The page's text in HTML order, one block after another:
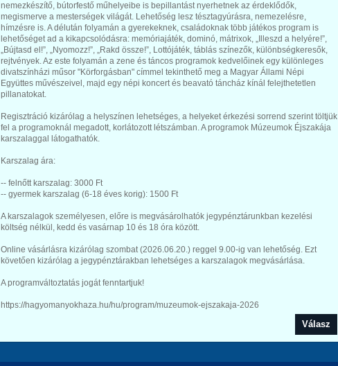
nemezkészítő, bútorfestő műhelyeibe is bepillantást nyerhetnek az érdeklődők,
megismerve a mesterségek világát. Lehetőség lesz tésztagyúrásra, nemezelésre,
hímzésre is. A délután folyamán a gyerekeknek, családoknak több játékos program is
lehetőséget ad a kikapcsolódásra: memóriajáték, dominó, mátrixok, „Illeszd a helyére!”,
„Bújtasd el!”, „Nyomozz!”, „Rakd össze!”, Lottójáték, táblás színezők, különbségkeresők,
rejtvények. Az este folyamán a zene és táncos programok kedvelőinek egy különleges
divatszínházi műsor "Körforgásban" címmel tekinthető meg a Magyar Állami Népi
Együttes művészeivel, majd egy népi koncert és beavató táncház kínál felejthetetlen
pillanatokat.
Regisztráció kizárólag a helyszínen lehetséges, a helyeket érkezési sorrend szerint töltjük
fel a programoknál megadott, korlátozott létszámban. A programok Múzeumok Éjszakája
karszalaggal látogathatók.
Karszalag ára:
-- felnőtt karszalag: 3000 Ft
-- gyermek karszalag (6-18 éves korig): 1500 Ft
A karszalagok személyesen, előre is megvásárolhatók jegypénztárunkban kezelési
költség nélkül, kedd és vasárnap 10 és 18 óra között.
Online vásárlásra kizárólag szombat (2026.06.20.) reggel 9.00-ig van lehetőség. Ezt
követően kizárólag a jegypénztárakban lehetséges a karszalagok megvásárlása.
A programváltoztatás jogát fenntartjuk!
https://hagyomanyokhaza.hu/hu/program/muzeumok-ejszakaja-2026
Válasz